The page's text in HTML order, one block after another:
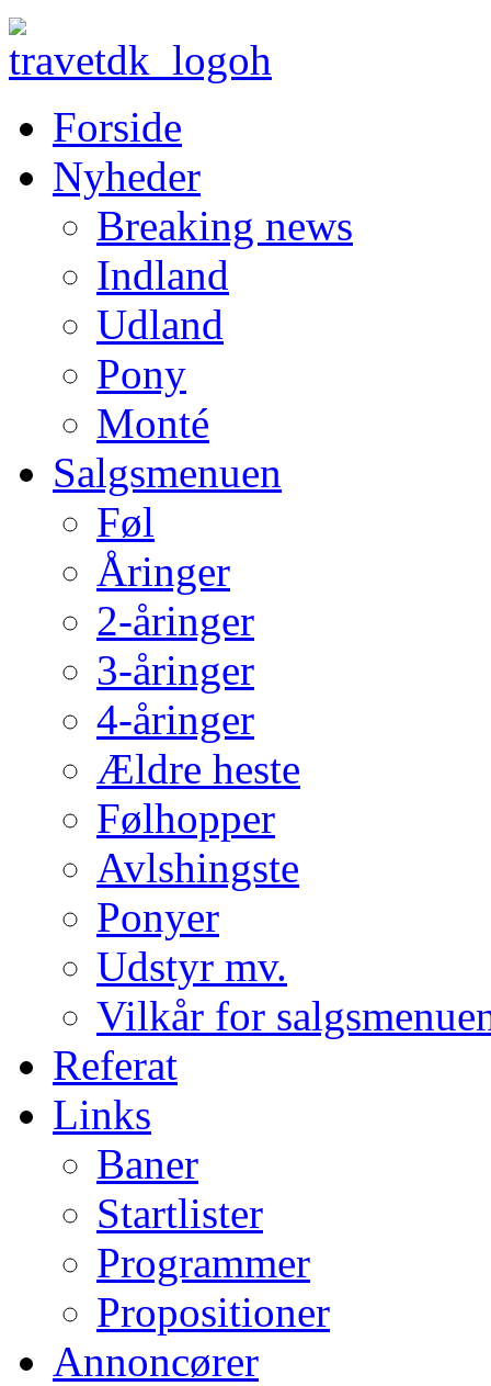
Forside
Nyheder
Breaking news
Indland
Udland
Pony
Monté
Salgsmenuen
Føl
Åringer
2-åringer
3-åringer
4-åringer
Ældre heste
Følhopper
Avlshingste
Ponyer
Udstyr mv.
Vilkår for
Referat
Links
Baner
Startlister
Programmer
Propositioner
Annoncører